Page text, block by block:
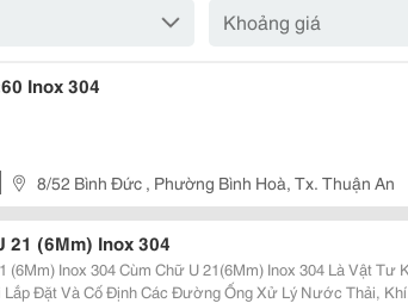
Khoảng giá
Inox 304
8/52 Bình Đức , Phường Bình Hoà, Tx. Thuận An
21 (6Mm) Inox 304
U 21(6Mm) Inox 304 Là Vật Tư Không
Lắp Đặt Và Cố Định Các Đường Ống Xử Lý Nước Thải, Khí